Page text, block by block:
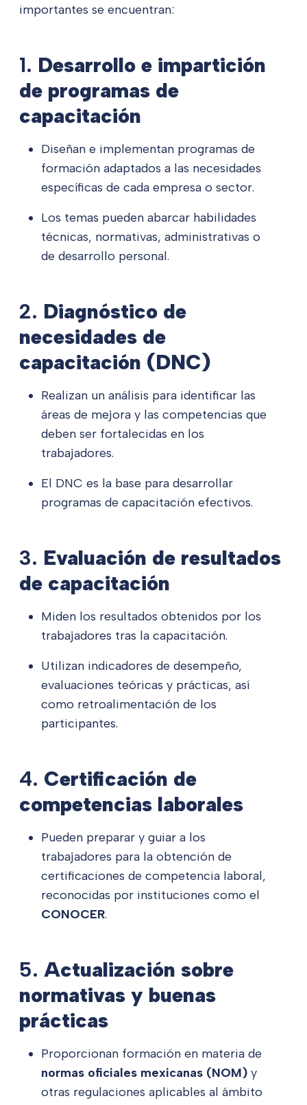
importantes se encuentran:
1. Desarrollo e impartición
de programas de
capacitación
Diseñan e implementan programas de
formación adaptados a las necesidades
específicas de cada empresa o sector.
Los temas pueden abarcar habilidades
técnicas, normativas, administrativas o
de desarrollo personal.
2. Diagnóstico de
necesidades de
capacitación (DNC)
Realizan un análisis para identificar las
áreas de mejora y las competencias que
deben ser fortalecidas en los
trabajadores.
El DNC es la base para desarrollar
programas de capacitación efectivos.
3. Evaluación de resultados
de capacitación
Miden los resultados obtenidos por los
trabajadores tras la capacitación.
Utilizan indicadores de desempeño,
evaluaciones teóricas y prácticas, así
como retroalimentación de los
participantes.
4. Certificación de
competencias laborales
Pueden preparar y guiar a los
trabajadores para la obtención de
certificaciones de competencia laboral,
reconocidas por instituciones como el
CONOCER.
5. Actualización sobre
normativas y buenas
prácticas
Proporcionan formación en materia de
normas oficiales mexicanas (NOM) y
otras regulaciones aplicables al ámbito